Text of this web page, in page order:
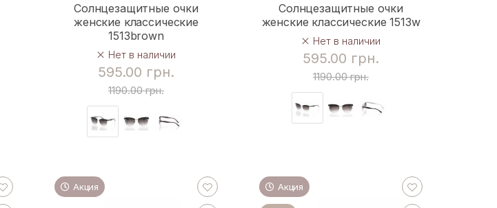
Солнцезащитные очки
женские классические
1513brown
Нет в наличии
595.00 грн.
1190.00 грн.
Солнцезащитные очки
женские классические 1513w
Нет в наличии
595.00 грн.
1190.00 грн.
Акция Акция